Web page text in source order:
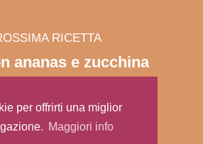
per offrirti una miglior
Maggiori info
RICETTA
ananas e zucchina